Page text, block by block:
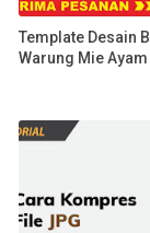
Template Desain
Warung Mie Ayam